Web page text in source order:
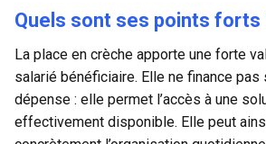
Quels sont ses points forts
La place en crèche apporte une forte
salarié bénéficiaire. Elle ne finance pas
dépense : elle permet l’accès à une
effectivement disponible. Elle peut